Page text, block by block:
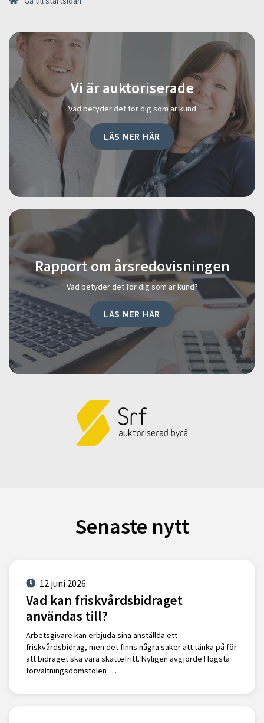
Vi är auktoriserade
Vad betyder det för dig som är kund
LÄS MER HÄR
Rapport om årsredovisningen
Vad betyder det för dig som är kund?
LÄS MER HÄR
Senaste nytt
12 juni 2026
Vad kan friskvårdsbidraget
användas till?
Arbetsgivare kan erbjuda sina anställda ett
friskvårdsbidrag, men det finns några saker att tänka på för
att bidraget ska vara skattefritt. Nyligen avgjorde Högsta
förvaltningsdomstolen …